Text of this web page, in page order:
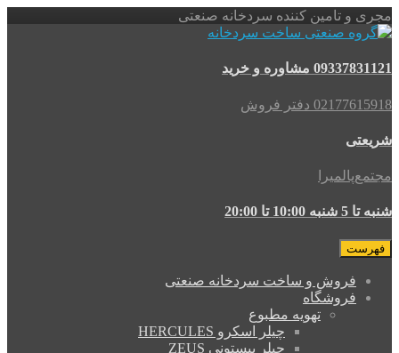
مجری و تامین کننده سردخانه صنعتی
09337831121 مشاوره و خرید
02177615918 دفتر فروش
شریعتی
مجتمع‌پالمیرا
شنبه تا 5 شنبه 10:00 تا 20:00
فهرست
فروش و ساخت سردخانه صنعتی
فروشگاه
تهویه مطبوع
چیلر اسکرو HERCULES
چیلر پیستونی ZEUS